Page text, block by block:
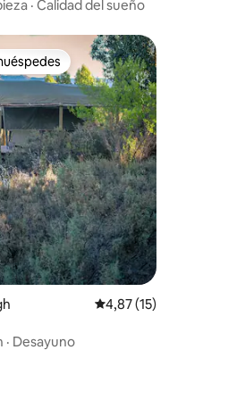
· Calidad del sueño
5. 7 evaluaciones
Calificación
4,87 (15)
· Desayuno